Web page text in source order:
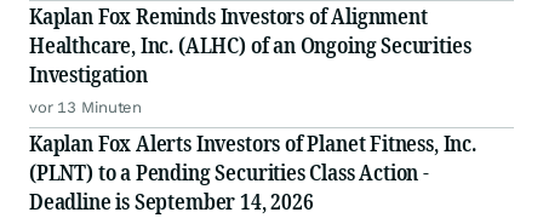
Kaplan Fox Reminds Investors of Alignment
Healthcare, Inc. (ALHC) of an Ongoing Securities
Investigation
vor 13 Minuten
Kaplan Fox Alerts Investors of Planet Fitness, Inc.
(PLNT) to a Pending Securities Class Action -
Deadline is September 14, 2026